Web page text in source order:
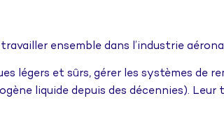
ensemble dans l’industrie
légers et sûrs, gérer les systèmes de
liquide depuis des décennies). Leur